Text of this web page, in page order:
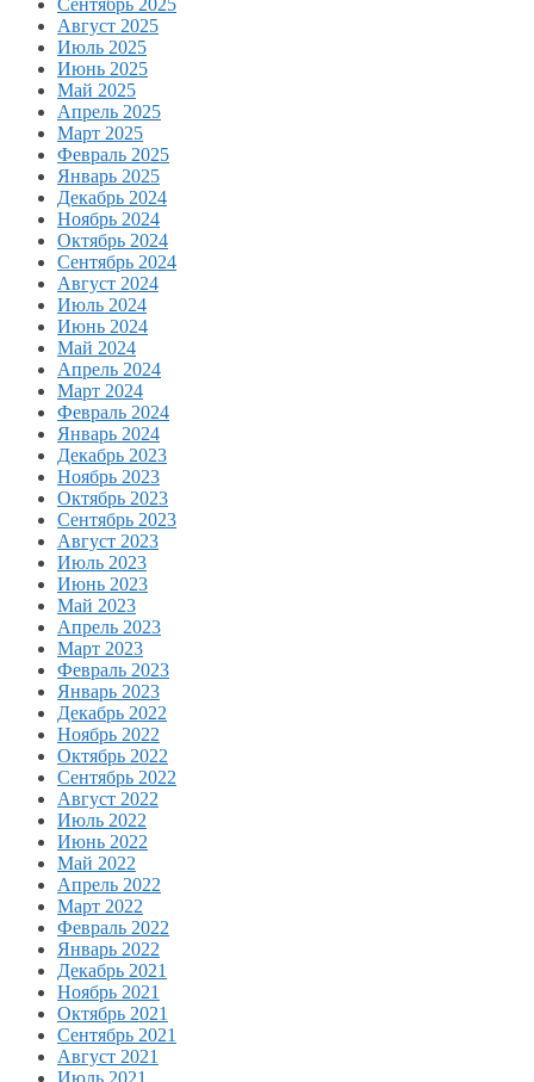
Сентябрь 2025
Август 2025
Июль 2025
Июнь 2025
Май 2025
Апрель 2025
Март 2025
Февраль 2025
Январь 2025
Декабрь 2024
Ноябрь 2024
Октябрь 2024
Сентябрь 2024
Август 2024
Июль 2024
Июнь 2024
Май 2024
Апрель 2024
Март 2024
Февраль 2024
Январь 2024
Декабрь 2023
Ноябрь 2023
Октябрь 2023
Сентябрь 2023
Август 2023
Июль 2023
Июнь 2023
Май 2023
Апрель 2023
Март 2023
Февраль 2023
Январь 2023
Декабрь 2022
Ноябрь 2022
Октябрь 2022
Сентябрь 2022
Август 2022
Июль 2022
Июнь 2022
Май 2022
Апрель 2022
Март 2022
Февраль 2022
Январь 2022
Декабрь 2021
Ноябрь 2021
Октябрь 2021
Сентябрь 2021
Август 2021
Июль 2021